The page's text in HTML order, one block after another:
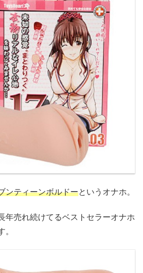
ンティーンボルドーというオナホ。
年売れ続けてるベストセラーオナホ
。